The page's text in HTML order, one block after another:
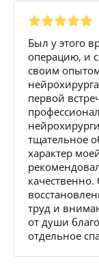
Был у этого
операцию, и
своим
первой
тщательное
характер
труд и
от души
отдельное